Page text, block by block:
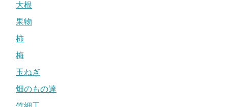
大根
果物
柿
梅
玉ねぎ
畑のもの達